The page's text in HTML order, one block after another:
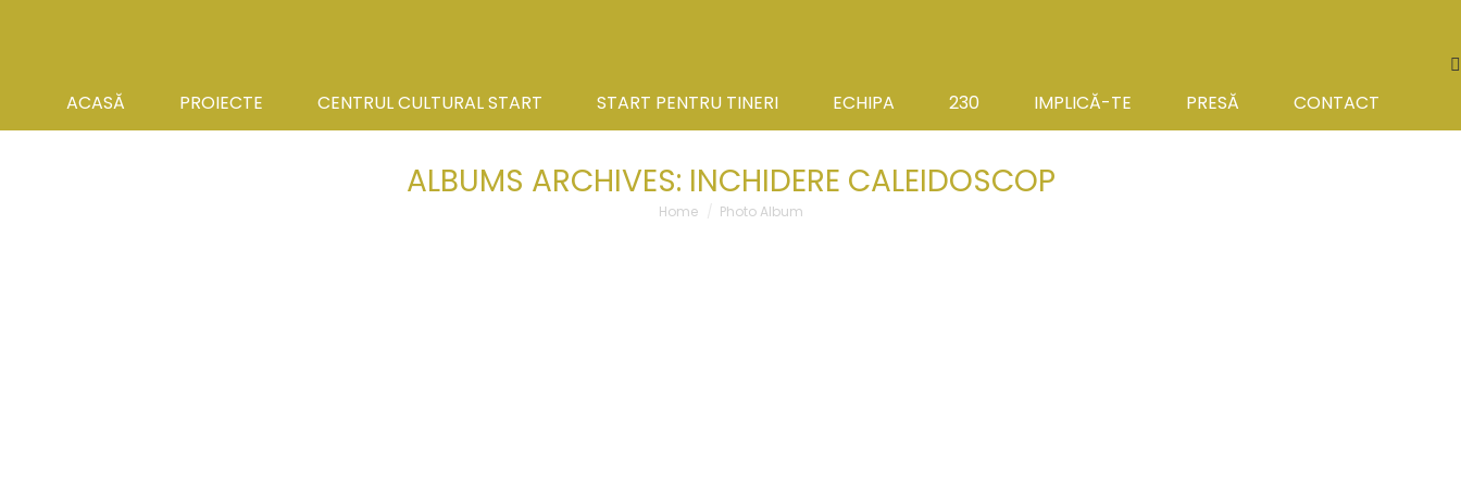
ACASĂ PROIECTE CENTRUL CULTURAL START START PENTRU TINERI ECHIPA 230 IMPLICĂ-TE PRESĂ CONTACT
ALBUMS ARCHIVES: INCHIDERE CALEIDOSCOP
You are here:
Home Photo Album